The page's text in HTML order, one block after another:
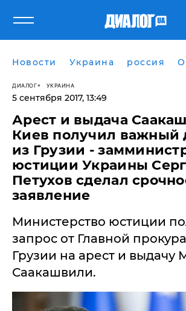
Новости Украина россия
ДИАЛОГ УКРАИНА
5 сентября 2017, 13:49
Арест и выдача
Киев получил важный
из Грузии -
юстиции Украины
Петухов сделал
заявление
Министерство юстиции
запрос от Главной
Грузии на арест и выдачу
Саакашвили.